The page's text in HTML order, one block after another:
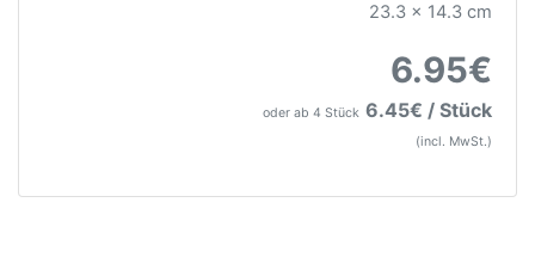
23.3 x 14.3 cm
6.95€
oder ab 4 Stück 6.45€ / Stück
(incl. MwSt.)